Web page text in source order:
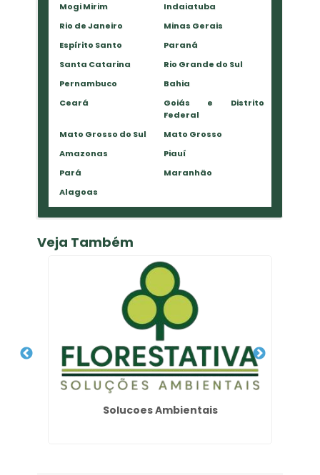
Mogi Mirim
Indaiatuba
Rio de Janeiro
Minas Gerais
Espírito Santo
Paraná
Santa Catarina
Rio Grande do Sul
Pernambuco
Bahia
Ceará
Goiás e Distrito
Federal
Mato Grosso do Sul
Mato Grosso
Amazonas
Piauí
Pará
Maranhão
Alagoas
Veja Também
Solucoes Ambientais